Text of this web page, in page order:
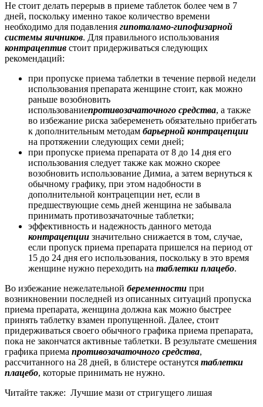
Не стоит делать перерыв в приеме таблеток более чем в 7
дней, поскольку именно такое количество времени
необходимо для подавления гипоталамо-гипофизарной
системы яичников. Для правильного использования
контрацептив стоит придерживаться следующих
рекомендаций:
при пропуске приема таблетки в течение первой недели
использования препарата женщине стоит, как можно
раньше возобновить
использованиепротивозачаточного средства, а также
во избежание риска забеременеть обязательно прибегать
к дополнительным методам барьерной контрацепции
на протяжении следующих семи дней;
при пропуске приема препарата от 8 до 14 дня его
использования следует также как можно скорее
возобновить использование Димиа, а затем вернуться к
обычному графику, при этом надобности в
дополнительной контрацепции нет, если в
предшествующие семь дней женщина не забывала
принимать противозачаточные таблетки;
эффективность и надежность данного метода
контрацепции значительно снижается в том, случае,
если пропуск приема препарата пришелся на период от
15 до 24 дня его использования, поскольку в это время
женщине нужно переходить на таблетки плацебо.
Во избежание нежелательной беременности при
возникновении последней из описанных ситуаций пропуска
приема препарата, женщина должна как можно быстрее
принять таблетку взамен пропущенной. Далее, стоит
придерживаться своего обычного графика приема препарата,
пока не закончатся активные таблетки. В результате смешения
графика приема противозачаточного средства,
рассчитанного на 28 дней, в блистере останутся таблетки
плацебо, которые принимать не нужно.
Читайте также: Лучшие мази от стригущего лишая